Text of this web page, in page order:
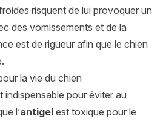
risquent de lui provoquer un
des vomissements et de la
est de rigueur afin que le chien
la vie du chien
indispensable pour éviter au
l’antigel est toxique pour le